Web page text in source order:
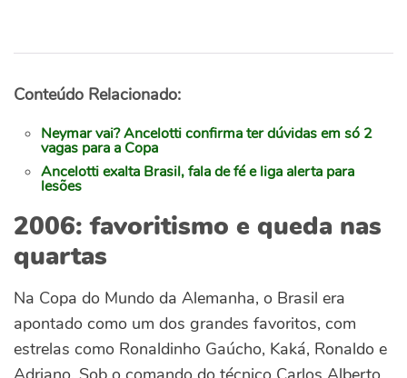
Conteúdo Relacionado:
Neymar vai? Ancelotti confirma ter dúvidas em só 2
vagas para a Copa
Ancelotti exalta Brasil, fala de fé e liga alerta para
lesões
2006: favoritismo e queda nas
quartas
Na Copa do Mundo da Alemanha, o Brasil era
apontado como um dos grandes favoritos, com
estrelas como Ronaldinho Gaúcho, Kaká, Ronaldo e